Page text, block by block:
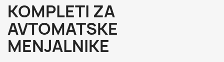
KOMPLETI ZA
AVTOMATSKE
MENJALNIKE